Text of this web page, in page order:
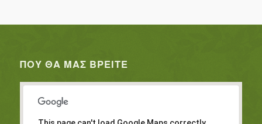
ΠΟΥ ΘΑ ΜΑΣ ΒΡΕΊΤΕ